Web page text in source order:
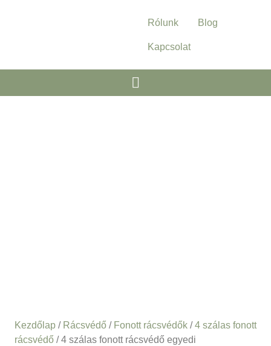
Rólunk Blog
Kapcsolat
Kezdőlap / Rácsvédő / Fonott rácsvédők /4 szálas fonott
rácsvédő / 4 szálas fonott rácsvédő egyedi